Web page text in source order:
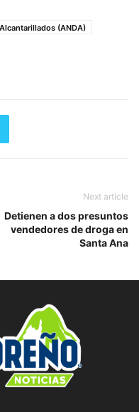
(ANDA)
Next article
Detienen a dos presuntos
vendedores de droga en
Santa Ana